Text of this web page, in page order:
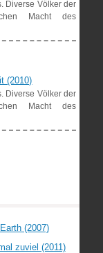
Diverse Völker der
Macht des
(2010)
Diverse Völker der
Macht des
(2007)
zuviel (2011)